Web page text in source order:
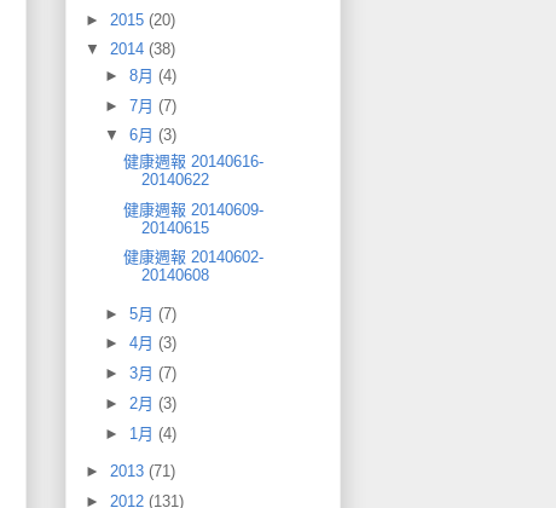
► 2015 (20)
▼ 2014 (38)
► 8月 (4)
► 7月 (7)
▼ 6月 (3)
健康週報 20140616-
20140622
健康週報 20140609-
20140615
健康週報 20140602-
20140608
► 5月 (7)
► 4月 (3)
► 3月 (7)
► 2月 (3)
► 1月 (4)
► 2013 (71)
► 2012 (131)